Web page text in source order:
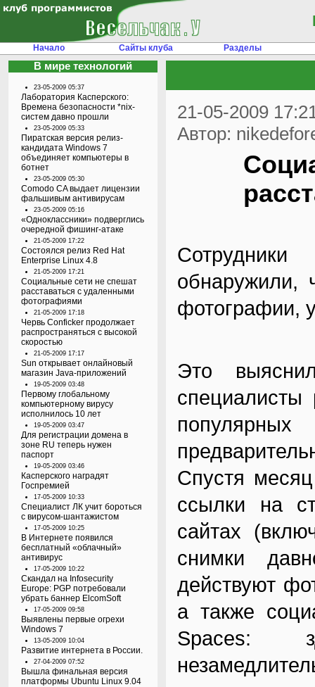
Начало Сайты клуба Разделы
В мире технологий
23-05-2009 05:37
Лаборатория Касперского:
Времена безопасности *nix-
систем давно прошли
23-05-2009 05:33
Пиратская версия релиз-
кандидата Windows 7
объединяет компьютеры в
ботнет
23-05-2009 05:30
Comodo CA выдает лицензии
фальшивым антивирусам
23-05-2009 05:16
«Одноклассники» подверглись
очередной фишинг-атаке
21-05-2009 17:22
Состоялся релиз Red Hat
Enterprise Linux 4.8
21-05-2009 17:21
Социальные сети не спешат
расставаться с удаленными
фотографиями
21-05-2009 17:18
Червь Conficker продолжает
распространяться с высокой
скоростью
21-05-2009 17:17
Sun открывает онлайновый
магазин Java-приложений
19-05-2009 03:48
Первому глобальному
компьютерному вирусу
исполнилось 10 лет
19-05-2009 03:47
Для регистрации домена в
зоне RU теперь нужен
паспорт
19-05-2009 03:46
Касперского наградят
Госпремией
17-05-2009 10:33
Специалист ЛК учит бороться
с вирусом-шантажистом
17-05-2009 10:25
В Интернете появился
бесплатный «облачный»
антивирус
17-05-2009 10:22
Скандал на Infosecurity
Europe: PGP потребовали
убрать баннер ElcomSoft
17-05-2009 09:58
Выявлены первые огрехи
Windows 7
13-05-2009 10:04
Развитие интернета в России.
27-04-2009 07:52
Вышла финальная версия
платформы Ubuntu Linux 9.04
21-05-2009
Автор:
обнаружили,
фотографии,
Это
специалисты
Спустя
ссылки на
сайтах
снимки
действуют
а также
Spaces: